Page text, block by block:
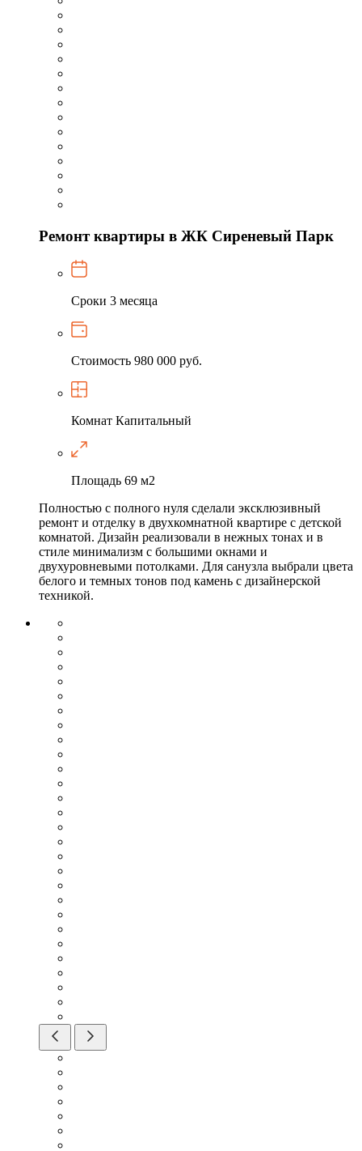
Ремонт квартиры в ЖК Сиреневый Парк
Сроки 3 месяца
Стоимость 980 000 руб.
Комнат Капитальный
Площадь 69 м2
Полностью с полного нуля сделали эксклюзивный
ремонт и отделку в двухкомнатной квартире с детской
комнатой. Дизайн реализовали в нежных тонах и в
стиле минимализм с большими окнами и
двухуровневыми потолками. Для санузла выбрали цвета
белого и темных тонов под камень с дизайнерской
техникой.